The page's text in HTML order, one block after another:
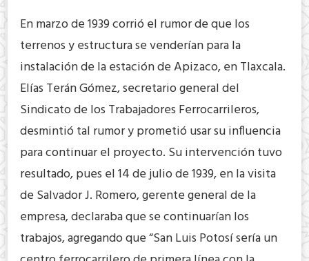
En marzo de 1939 corrió el rumor de que los
terrenos y estructura se venderían para la
instalación de la estación de Apizaco, en Tlaxcala.
Elías Terán Gómez, secretario general del
Sindicato de los Trabajadores Ferrocarrileros,
desmintió tal rumor y prometió usar su influencia
para continuar el proyecto. Su intervención tuvo
resultado, pues el 14 de julio de 1939, en la visita
de Salvador J. Romero, gerente general de la
empresa, declaraba que se continuarían los
trabajos, agregando que “San Luis Potosí sería un